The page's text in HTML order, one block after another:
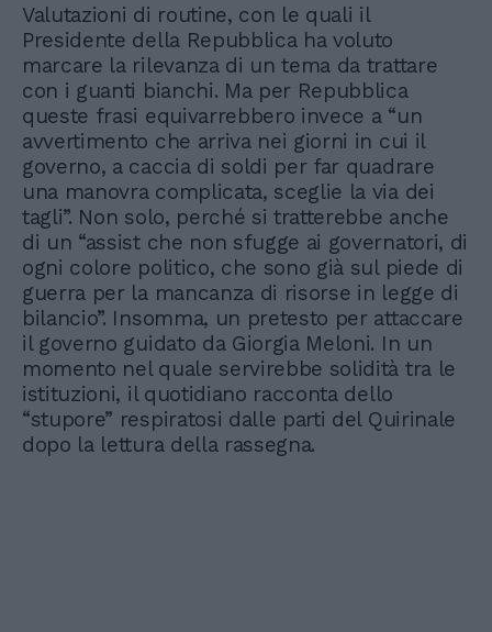
Valutazioni di routine, con le quali il
Presidente della Repubblica ha voluto
marcare la rilevanza di un tema da trattare
con i guanti bianchi. Ma per Repubblica
queste frasi equivarrebbero invece a “un
avvertimento che arriva nei giorni in cui il
governo, a caccia di soldi per far quadrare
una manovra complicata, sceglie la via dei
tagli”. Non solo, perché si tratterebbe anche
di un “assist che non sfugge ai governatori, di
ogni colore politico, che sono già sul piede di
guerra per la mancanza di risorse in legge di
bilancio”. Insomma, un pretesto per attaccare
il governo guidato da Giorgia Meloni. In un
momento nel quale servirebbe solidità tra le
istituzioni, il quotidiano racconta dello
“stupore” respiratosi dalle parti del Quirinale
dopo la lettura della rassegna.